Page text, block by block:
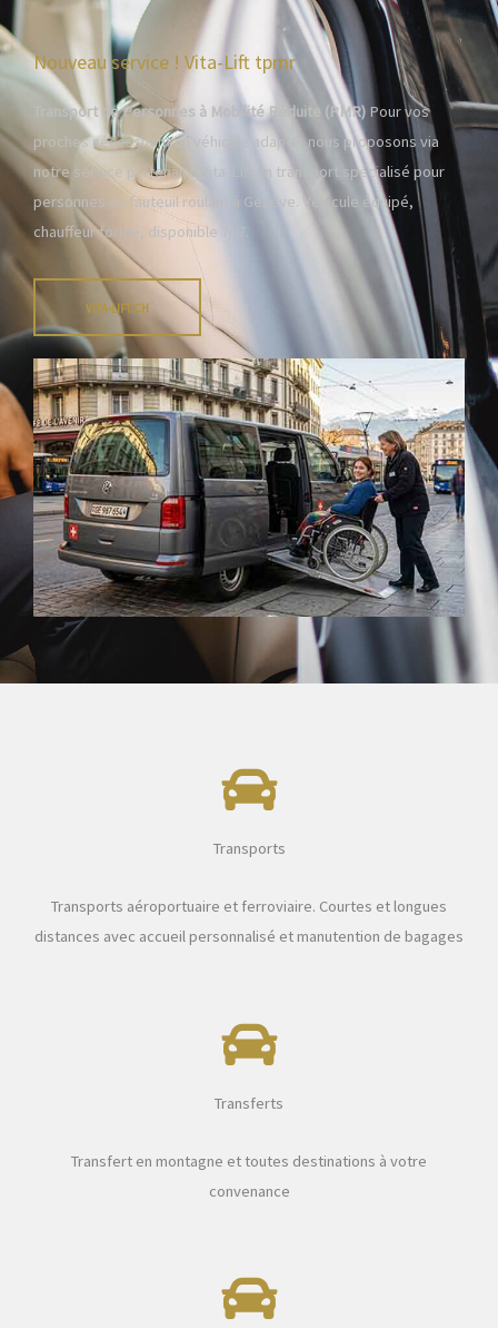
Nouveau service ! Vita-Lift tpmr
Transport de Personnes à Mobilité Réduite (PMR) Pour vos
proches nécessitant un véhicule adapté, nous proposons via
notre service partenaire Vita-Lift un transport spécialisé pour
personnes en fauteuil roulant à Genève. Véhicule équipé,
chauffeur formé, disponible 7j/7.
VITA-LIFT.CH
Transports
Transports aéroportuaire et ferroviaire. Courtes et longues
distances avec accueil personnalisé et manutention de bagages
Transferts
Transfert en montagne et toutes destinations à votre
convenance